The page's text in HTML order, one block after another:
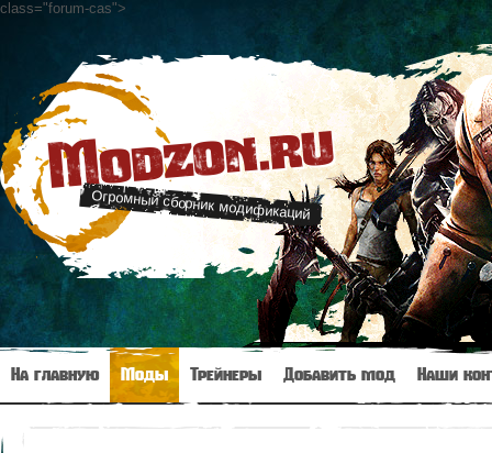
class="forum-cas">
Modzon.ru
Огромный сборник модификаций
На главную Моды Трейнеры Добавить мод Наши